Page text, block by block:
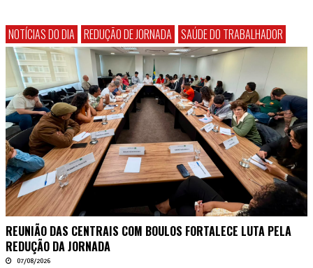
NOTÍCIAS DO DIA REDUÇÃO DE JORNADA SAÚDE DO TRABALHADOR
REUNIÃO DAS CENTRAIS COM BOULOS FORTALECE LUTA PELA
REDUÇÃO DA JORNADA
07/08/2026